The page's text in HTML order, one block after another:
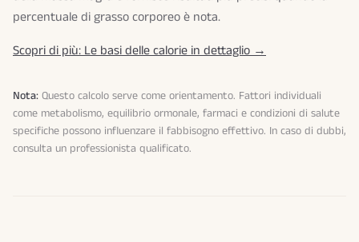
percentuale di grasso corporeo è nota.
Scopri di più: Le basi delle calorie in dettaglio →
Nota: Questo calcolo serve come orientamento. Fattori individuali
come metabolismo, equilibrio ormonale, farmaci e condizioni di salute
specifiche possono influenzare il fabbisogno effettivo. In caso di dubbi,
consulta un professionista qualificato.